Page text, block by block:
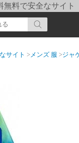
無料で安全なサイト
サイト >メンズ 服 >ジャ